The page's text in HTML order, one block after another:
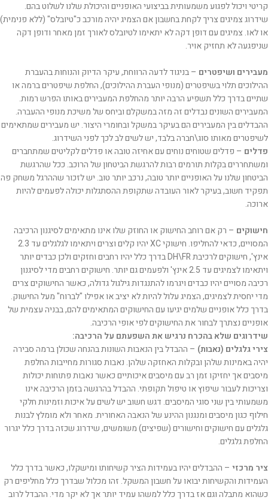
קריטי ויכול לפגוע משמעותית בביצועי האופניים והיכולת שלנו לשלוט בהם.
שידרוג צמיגים צריך לקחת בחשבון אם הצמיג יהיה מורכב כ"טיובלס" (ללא פנימית)
או לאו. צמיגים עם דופן דקה לא יתאימו לטיובלס לאורך זמן מאחר ודופן דקה
שניפגעה לא תחזיק אויר.
מעבירים ושיפטרים – בניגוד לדעה הרווחת, עיקר הדיוק והנוחות בהעברת
ההילוכים תלוי בשיפטרים (מנופי העברת ההילוכים), החלפת שיפטרים ברמה או
שתיים בדרך כלל תשפיע הרבה יותר מהחלפת המעבירים באותו הפרש רמות.
המעבירים השונים נבדלים זה מזה במשקלם וביחס של משיכת מנופי ההעברה.
ההבדלים בין המעבירים הם בעיקר במשקל ובחומרי היצור. יש מעבירים שמתאימים
לשיפטרים מאותו סוג\חברה בלבד, יש לשים לב לכך לפני השידרוג.
פדלים – פדלים שטוחים נוחים עם אחיזה טובה או פדלים לקליטים שמתחברים
ומשתחררים בקלות תורמים רבות להרגשת הביטחון של הרוכב. ככל שהרגשת
הביטחון שלנו על האופניים יותר טובה, נרכב יותר טוב. יש לזכור שההרגל משחק פה
תפקיד חשוב, בעיקר לאור העובדה שתקופת ההסתגלות יכולה לפעמים להיות
ארוכה.
חישוקים – רק אם רוחב החישוק או החוזק שלו אינו מתאימים לסיגנון הרכיבה
המסויים, כדאי להחליפו. חישוקי XC יהיו קלים וצרים ויתאימו לגלגלים עד 2.3
אינץ', חישוקים לרכיבת DH\FR בדרך כלל יהיו רחבים וחזקים ולכן כבדים יותר
ויתאימו לצמיגים עד 2.5 אינץ' ולפעמים גם יותר. חישוקים רחבים מדי לסיגנון
רכיבה מסויים יהיו כבדים ויגרמו להתנגדות גילגול גדולה, כאשר החישוקים צרים
מדי יחסית לצמיגים, הצמיג עלול להיות לא יציב או אפילו "לברוח" מעל החישוק.
בדרך כלל אופניים שלמים יגיעו עם החישוקים המתאימים להם, בבניה עצמית של
אופניים נצתרך לבחור את החישוקים לפי אופי הרכיבה.
שידרוגים שלא בהכרח נרגיש את השפעתם על הרכיבה:
צירי גלגלים (נאבות) – ההבדל בין הנאבות השונות בהנחה שכולן ברמה סבירה
יהיה באמינות שלהן ובקלות האחזקה שלהן. נאבות סגורות מחייבות החלפת
מיסבים אך יחזיקו זמן רב עם מיסבים איכותיים כאשר נאבות פתוחות יכולות
וצריכות לעבור שיפוץ או טיפול תקופתי. ההבדל בהרגשה בזמן הרכיבה אינו
משמעותי בין שני סוגי המיסבים. דגש חשוב יש לשים על איכות וזמינות חלקי
חילוף כגון מיסבים ומנגנון ההינע של הנאבה האחורית. מאחר ולא מומלץ לבנות
גלגלים עם חישוקים וחישורים (שפיצים) משומשים, שידרוג שכזה בדרך כלל יגרור
החלפת גלגלים.
ציר מרכזי – ההבדלים יהיו בעמידות הציר קשיחותו ומישקלו, כאשר בדרך כלל
העמידות והקשיחות יבואו על חשבון המשקל. זהו מכלול שבדרך כלל מחליפים רק
כשהוא מתבלה וגם אז בדרך כלל למשהו עמיד יותר אך לא יקר מדי. ההבדל לרוב